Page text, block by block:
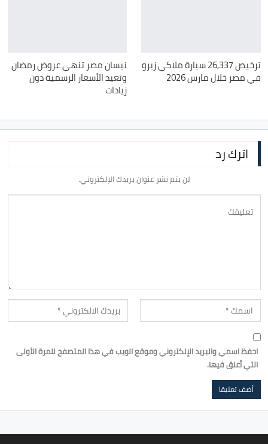
ترخيص 26,337 سيارة ملاكي زيرو
في مصر خلال مارس 2026
نيسان مصر تنهي عروض رمضان
وتعيد الأسعار الرسمية دون
زيادات
اترك رد
لن يتم نشر عنوان بريدك الإلكتروني.
احفظ اسمي والبريد الإلكتروني وموقع الويب في هذا المتصفح للمرة الأولى
التي أعلق فيها.